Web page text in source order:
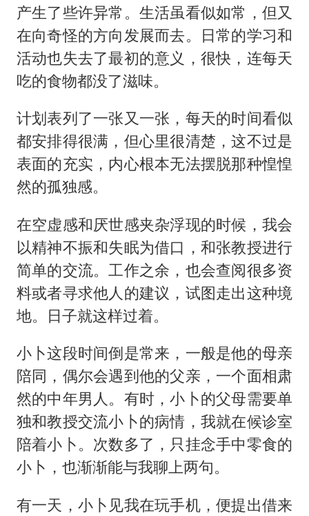
产生了些许异常。生活虽看似如常，但又
在向奇怪的方向发展而去。日常的学习和
活动也失去了最初的意义，很快，连每天
吃的食物都没了滋味。
计划表列了一张又一张，每天的时间看似
都安排得很满，但心里很清楚，这不过是
表面的充实，内心根本无法摆脱那种惶惶
然的孤独感。
在空虚感和厌世感夹杂浮现的时候，我会
以精神不振和失眠为借口，和张教授进行
简单的交流。工作之余，也会查阅很多资
料或者寻求他人的建议，试图走出这种境
地。日子就这样过着。
小卜这段时间倒是常来，一般是他的母亲
陪同，偶尔会遇到他的父亲，一个面相肃
然的中年男人。有时，小卜的父母需要单
独和教授交流小卜的病情，我就在候诊室
陪着小卜。次数多了，只挂念手中零食的
小卜，也渐渐能与我聊上两句。
有一天，小卜见我在玩手机，便提出借来